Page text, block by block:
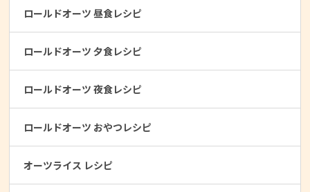
ロールドオーツ 昼食レシピ
ロールドオーツ 夕食レシピ
ロールドオーツ 夜食レシピ
ロールドオーツ おやつレシピ
オーツライス レシピ